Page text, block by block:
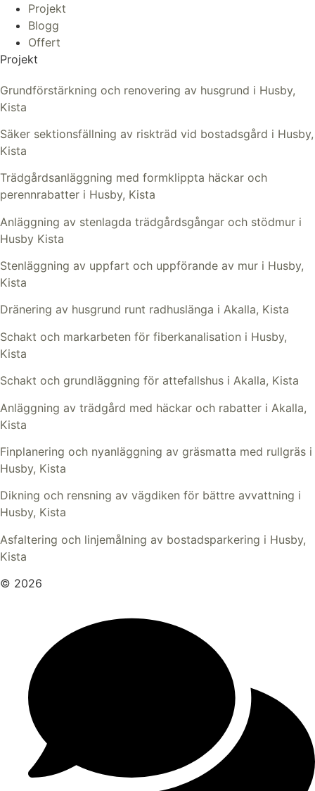
Projekt
Blogg
Offert
Projekt
Grundförstärkning och renovering av husgrund i Husby,
Kista
Säker sektionsfällning av riskträd vid bostadsgård i Husby,
Kista
Trädgårdsanläggning med formklippta häckar och
perennrabatter i Husby, Kista
Anläggning av stenlagda trädgårdsgångar och stödmur i
Husby Kista
Stenläggning av uppfart och uppförande av mur i Husby,
Kista
Dränering av husgrund runt radhuslänga i Akalla, Kista
Schakt och markarbeten för fiberkanalisation i Husby,
Kista
Schakt och grundläggning för attefallshus i Akalla, Kista
Anläggning av trädgård med häckar och rabatter i Akalla,
Kista
Finplanering och nyanläggning av gräsmatta med rullgräs i
Husby, Kista
Dikning och rensning av vägdiken för bättre avvattning i
Husby, Kista
Asfaltering och linjemålning av bostadsparkering i Husby,
Kista
© 2026